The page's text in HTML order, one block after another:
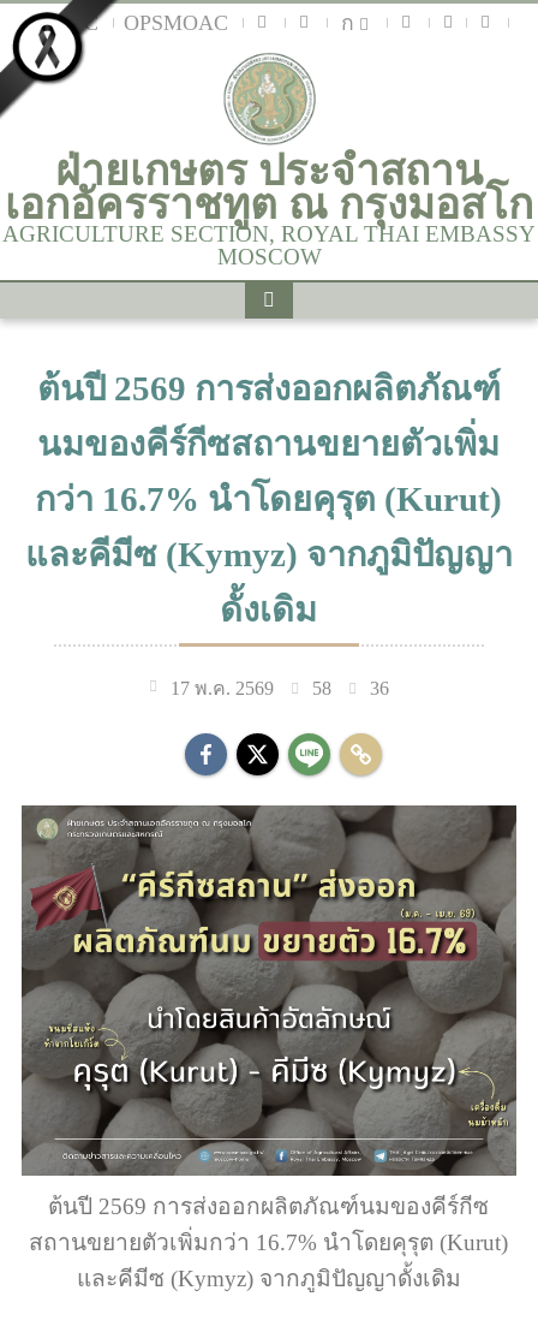
MOAC OPSMOAC ก
ฝ่ายเกษตร ประจำสถาน
เอกอัครราชทูต ณ กรุงมอสโก
AGRICULTURE SECTION, ROYAL THAI EMBASSY
MOSCOW
ต้นปี 2569 การส่งออกผลิตภัณฑ์
นมของคีร์กีซสถานขยายตัวเพิ่ม
กว่า 16.7% นำโดยคุรุต (Kurut)
และคีมีซ (Kymyz) จากภูมิปัญญา
ดั้งเดิม
17 พ.ค. 2569 58 36
ต้นปี 2569 การส่งออกผลิตภัณฑ์นมของคีร์กีซ
สถานขยายตัวเพิ่มกว่า 16.7% นำโดยคุรุต (Kurut)
และคีมีซ (Kymyz) จากภูมิปัญญาดั้งเดิม